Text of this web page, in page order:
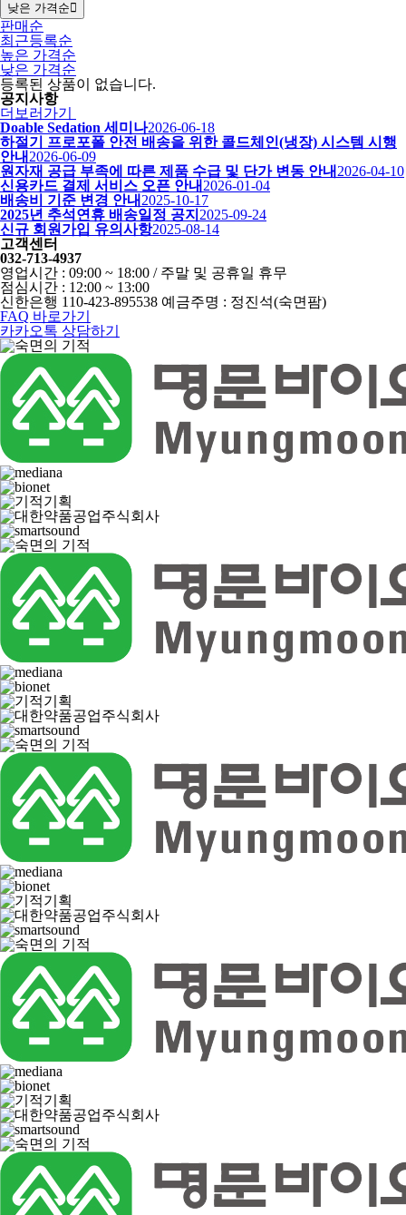
낮은 가격순
판매순
최근등록순
높은 가격순
낮은 가격순
등록된 상품이 없습니다.
공지사항
더보러가기
Doable Sedation 세미나2026-06-18
하절기 프로포폴 안전 배송을 위한 콜드체인(냉장) 시스템 시행
안내 2026-06-09
원자재 공급 부족에 따른 제품 수급 및 단가 변동 안내 2026-04-10
신용카드 결제 서비스 오픈 안내 2026-01-04
배송비 기준 변경 안내 2025-10-17
2025년 추석연휴 배송일정 공지 2025-09-24
신규 회원가입 유의사항2025-08-14
고객센터
032-713-4937
영업시간 : 09:00 ~ 18:00 / 주말 및 공휴일 휴무
점심시간 : 12:00 ~ 13:00
신한은행 110-423-895538 예금주명 : 정진석(숙면팜)
FAQ 바로가기
카카오톡 상담하기